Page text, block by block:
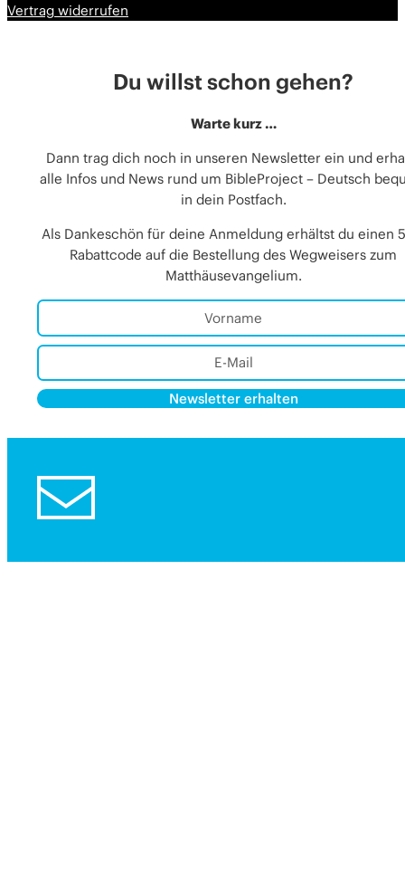
Vertrag widerrufen
Du willst schon gehen?
Warte kurz …
Dann trag dich noch in unseren Newsletter ein und
alle Infos und News rund um BibleProject – Deutsch
in dein Postfach.
Als Dankeschön für deine Anmeldung erhältst du einen
Rabattcode auf die Bestellung des Wegweisers zum
Matthäusevangelium.
Newsletter erhalten